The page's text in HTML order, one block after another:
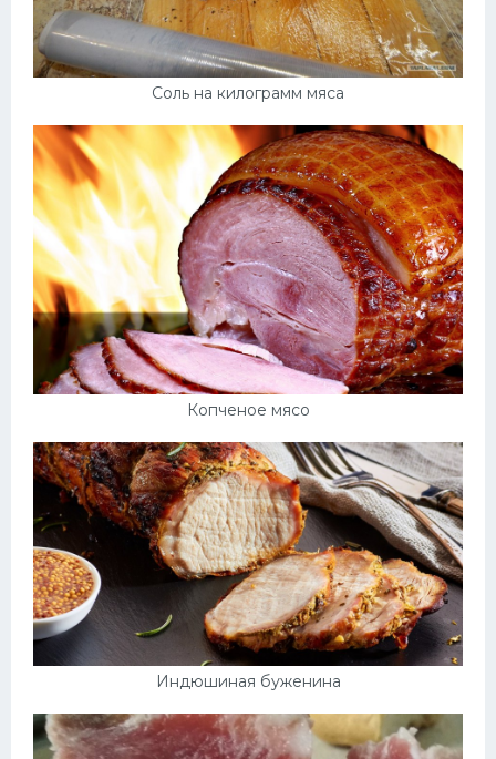
Соль на килограмм мяса
Копченое мясо
Индюшиная буженина